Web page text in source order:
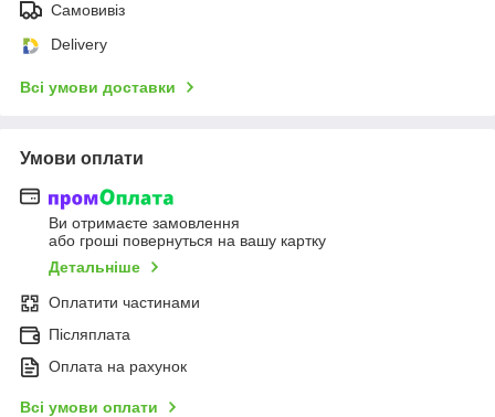
Самовивіз
Delivery
Всі умови доставки
Умови оплати
Ви отримаєте замовлення
або гроші повернуться на вашу картку
Детальніше
Оплатити частинами
Післяплата
Оплата на рахунок
Всі умови оплати